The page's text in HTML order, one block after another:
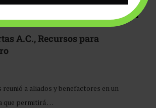
A.C., Recursos para
a aliados y benefactores en un
que permitirá …